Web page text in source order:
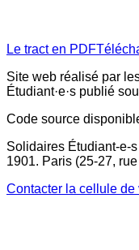
Le tract en PDF
Site web réalisé par
Étudiant·e·s publié
Code source
Solidaires Étudiant-e-
1901. Paris (25-27,
Contacter la cellule de